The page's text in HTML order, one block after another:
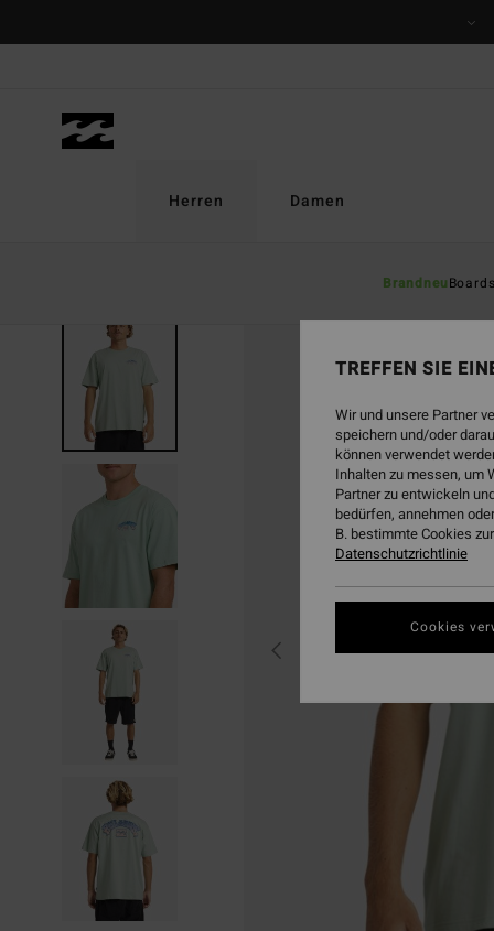
Herren
Brandneu
Damen
TREFFEN SIE
Wir und unsere Partner
speichern und/oder
können verwendet
Inhalten zu messen, um
Partner zu entwickeln
bedürfen, annehmen
B. bestimmte Cookies
Datenschutzrichtlinie
Cookies